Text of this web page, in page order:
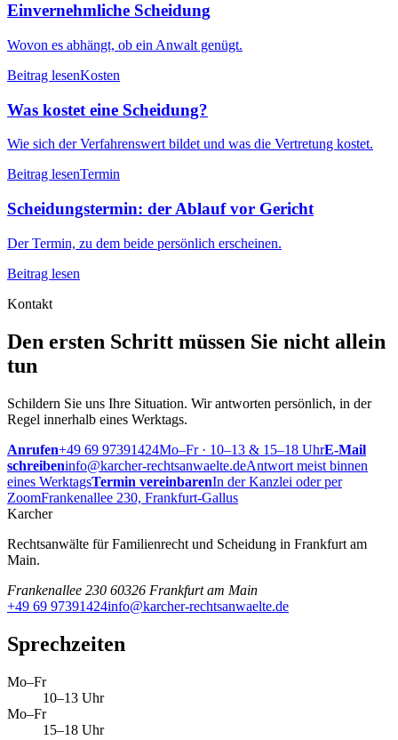
Einvernehmliche Scheidung
Wovon es abhängt, ob ein Anwalt genügt.
Beitrag lesenKosten
Was kostet eine Scheidung?
Wie sich der Verfahrenswert bildet und was die Vertretung kostet.
Beitrag lesenTermin
Scheidungstermin: der Ablauf vor Gericht
Der Termin, zu dem beide persönlich erscheinen.
Beitrag lesen
Kontakt
Den ersten Schritt müssen Sie nicht allein
tun
Schildern Sie uns Ihre Situation. Wir antworten persönlich, in der
Regel innerhalb eines Werktags.
Anrufen+49 69 97391424Mo–Fr · 10–13 & 15–18 UhrE-Mail
schreibeninfo@karcher-rechtsanwaelte.deAntwort meist binnen
eines WerktagsTermin vereinbarenIn der Kanzlei oder per
ZoomFrankenallee 230, Frankfurt-Gallus
Karcher
Rechtsanwälte für Familienrecht und Scheidung in Frankfurt am
Main.
Frankenallee 230 60326 Frankfurt am Main
+49 69 97391424info@karcher-rechtsanwaelte.de
Sprechzeiten
Mo–Fr
10–13 Uhr
Mo–Fr
15–18 Uhr